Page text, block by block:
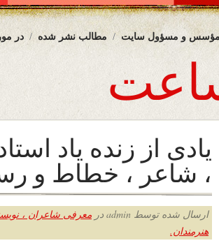
در مطالب نشر شده مؤسس و مسؤول سایت
یادی از زنده یاد
، شاعر ، خطاط و
ارسال شده توسط admin در
معرفی شاعران ،
هنرمندان.